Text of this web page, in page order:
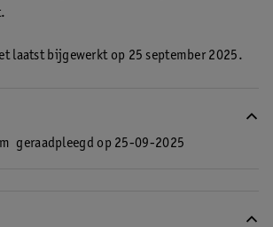
laatst bijgewerkt op 25 september 2025.
geraadpleegd op 25-09-2025